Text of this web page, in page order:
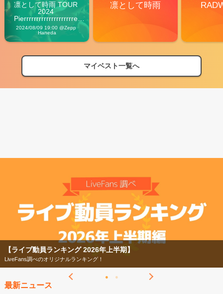
凛として時雨 TOUR
2024
Pierrrrrrrrrrrrrrrrrrrre
Vibes
2024/08/09 19:00 @Zepp
Haneda
凛として時雨
マイベスト一覧へ
【ライブ動員ランキング 2026年上半期】
LiveFans調べのオリジナルランキング！
最新ニュース